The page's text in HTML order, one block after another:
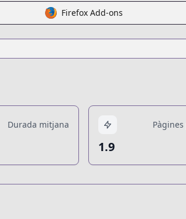
Firefox Add-ons
Durada mitjana
1.9